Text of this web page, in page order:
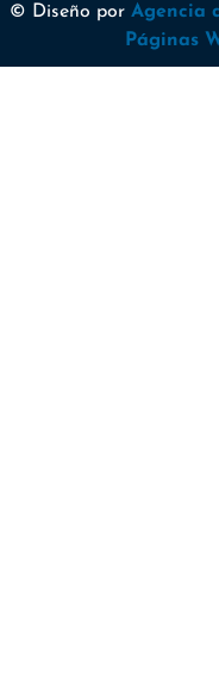
© Diseño por Agencia
Páginas